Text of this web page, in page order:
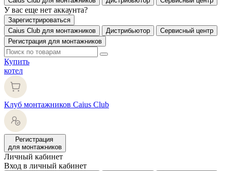
У вас еще нет аккаунта?
Зарегистрироваться
Caius Club для монтажников
Дистрибьютор
Сервисный центр
Регистрация для монтажников
Купить
котел
Клуб монтажников Caius Club
Регистрация
для монтажников
Личный кабинет
Вход в личный кабинет